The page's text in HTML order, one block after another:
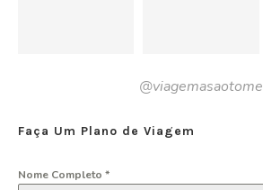
@viagemasaotome
Faça Um Plano de Viagem
Nome Completo *